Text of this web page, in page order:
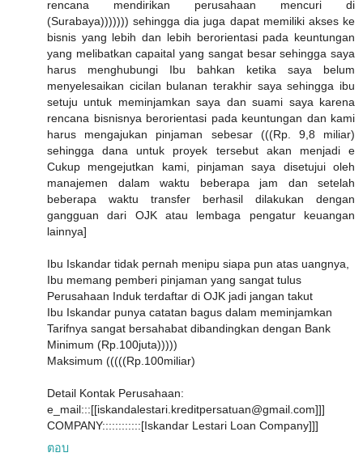
rencana mendirikan perusahaan mencuri di
(Surabaya))))))) sehingga dia juga dapat memiliki akses ke
bisnis yang lebih dan lebih berorientasi pada keuntungan
yang melibatkan capaital yang sangat besar sehingga saya
harus menghubungi Ibu bahkan ketika saya belum
menyelesaikan cicilan bulanan terakhir saya sehingga ibu
setuju untuk meminjamkan saya dan suami saya karena
rencana bisnisnya berorientasi pada keuntungan dan kami
harus mengajukan pinjaman sebesar (((Rp. 9,8 miliar)
sehingga dana untuk proyek tersebut akan menjadi e
Cukup mengejutkan kami, pinjaman saya disetujui oleh
manajemen dalam waktu beberapa jam dan setelah
beberapa waktu transfer berhasil dilakukan dengan
gangguan dari OJK atau lembaga pengatur keuangan
lainnya]
Ibu Iskandar tidak pernah menipu siapa pun atas uangnya,
Ibu memang pemberi pinjaman yang sangat tulus
Perusahaan Induk terdaftar di OJK jadi jangan takut
Ibu Iskandar punya catatan bagus dalam meminjamkan
Tarifnya sangat bersahabat dibandingkan dengan Bank
Minimum (Rp.100juta)))))
Maksimum (((((Rp.100miliar)
Detail Kontak Perusahaan:
e_mail:::[[iskandalestari.kreditpersatuan@gmail.com]]]
COMPANY::::::::::::[Iskandar Lestari Loan Company]]]
ตอบ